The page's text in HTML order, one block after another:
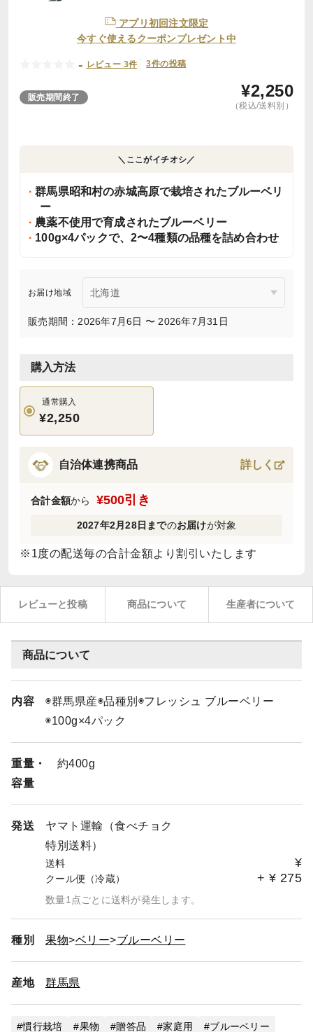
アプリ初回注文限定
今すぐ使えるクーポンプレゼント中
- レビュー 3件 3件の投稿
販売期間終了 ¥2,250
（税込/送料別）
＼ここがイチオシ／
群馬県昭和村の赤城高原で栽培されたブルーベリ
ー
農薬不使用で育成されたブルーベリー
100g×4パックで、2〜4種類の品種を詰め合わせ
お届け地域
販売期間：2026年7月6日 〜 2026年7月31日
購入方法
通常購入
¥2,250
自治体連携商品 詳しく
合計金額から ¥500引き
2027年2月28日までのお届けが対象
※1度の配送毎の合計金額より割引いたします
レビューと投稿 商品について 生産者について
商品について
内容
◉群馬県産◉品種別◉フレッシュ ブルーベリー
◉100g×4パック
重量・
容量
約400g
発送
ヤマト運輸（食べチョク
特別送料）
送料 ¥
クール便（冷蔵） + ¥ 275
数量1点ごとに送料が発生します。
種別 果物 ベリー ブルーベリー
産地 群馬県
慣行栽培 果物 贈答品 家庭用 ブルーベリー